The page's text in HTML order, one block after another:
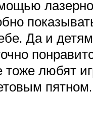
Да и
любят